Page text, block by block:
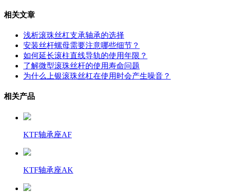
相关文章
浅析滚珠丝杠支承轴承的选择
安装丝杆螺母需要注意哪些细节？
如何延长滚柱直线导轨的使用年限？
了解微型滚珠丝杆的使用寿命问题
为什么上银滚珠丝杠在使用时会产生噪音？
相关产品
KTF轴承座AF
KTF轴承座AK